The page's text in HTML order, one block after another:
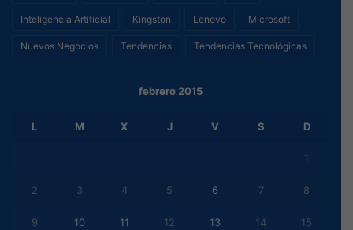
Inteligencia Artificial Kingston Lenovo Microsoft
Nuevos Negocios Tendencias Tendencias Tecnológicas
febrero 2015
L M X J V S D
1
2 3 4 5 6 7 8
9 10 11 12 13 14 15